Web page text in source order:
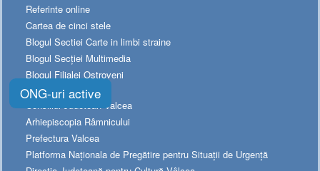
Referinte online
Cartea de cinci stele
Blogul Sectiei Carte in limbi straine
Blogul Secției Multimedia
Blogul Filialei Ostroveni
Consiliul Judetean Valcea
Arhiepiscopia Râmnicului
Prefectura Valcea
Platforma Naționala de Pregătire pentru Situații de Urgență
ONG-uri active